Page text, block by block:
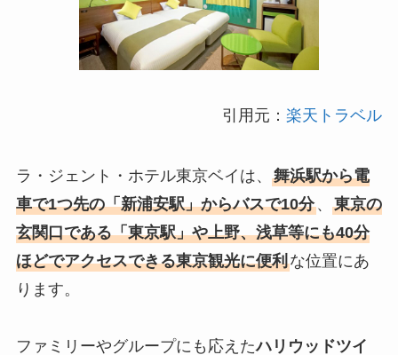
引用元：楽天トラベル
ラ・ジェント・ホテル東京ベイは、 舞浜駅から電
車で1つ先の「新浦安駅」からバスで10分、 東京の
玄関口である「東京駅」や上野、浅草等にも40分
ほどでアクセスできる東京観光に便利な位置にあ
ります。
ファミリーやグループにも応えたハリウッドツイ